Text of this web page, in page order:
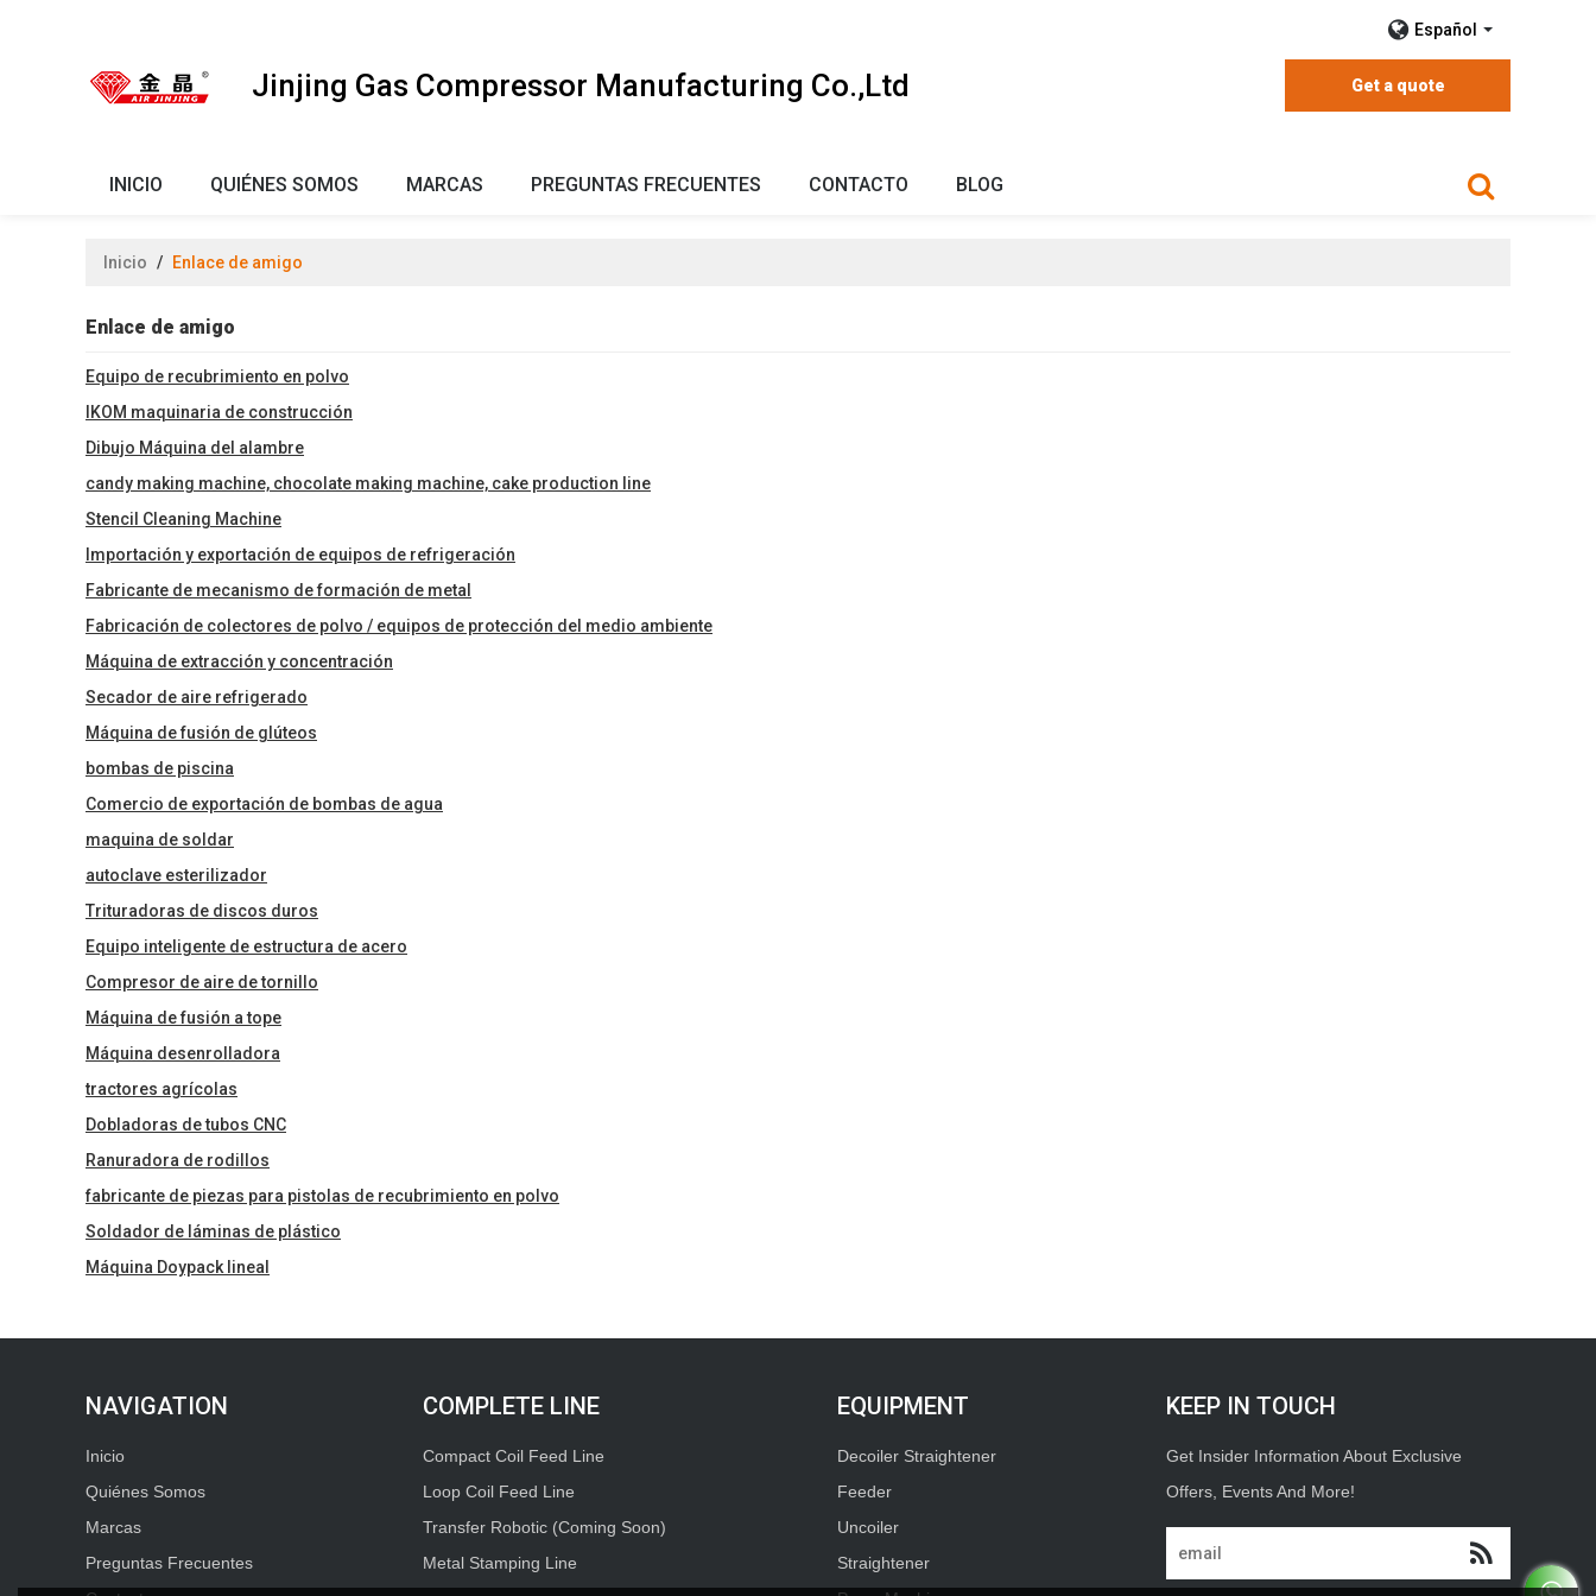
Español
Jinjing Gas Compressor Manufacturing Co.,Ltd Get a quote
INICIO QUIÉNES SOMOS MARCAS PREGUNTAS FRECUENTES CONTACTO BLOG
Inicio / Enlace de amigo
Enlace de amigo
Equipo de recubrimiento en polvo
IKOM maquinaria de construcción
Dibujo Máquina del alambre
candy making machine, chocolate making machine, cake production line
Stencil Cleaning Machine
Importación y exportación de equipos de refrigeración
Fabricante de mecanismo de formación de metal
Fabricación de colectores de polvo / equipos de protección del medio ambiente
Máquina de extracción y concentración
Secador de aire refrigerado
Máquina de fusión de glúteos
bombas de piscina
Comercio de exportación de bombas de agua
maquina de soldar
autoclave esterilizador
Trituradoras de discos duros
Equipo inteligente de estructura de acero
Compresor de aire de tornillo
Máquina de fusión a tope
Máquina desenrolladora
tractores agrícolas
Dobladoras de tubos CNC
Ranuradora de rodillos
fabricante de piezas para pistolas de recubrimiento en polvo
Soldador de láminas de plástico
Máquina Doypack lineal
Inicio
Quiénes Somos
Marcas
Preguntas Frecuentes
COMPLETE LINE
Compact Coil Feed Line
Loop Coil Feed Line
Transfer Robotic (Coming Soon)
Metal Stamping Line
EQUIPMENT
Decoiler Straightener
Feeder
Uncoiler
Straightener
KEEP IN TOUCH